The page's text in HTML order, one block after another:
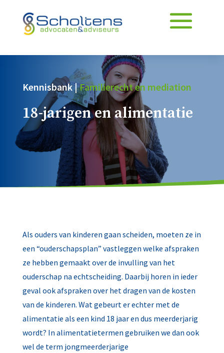
Kennisbank |Familierecht en mediation
18-jarigen en alimentatie
Als ouders van kinderen gaan scheiden, moeten ze in
een “ouderschapsplan” vastleggen welke afspraken
ze hebben gemaakt over de invulling van het
ouderschap na echtscheiding. Daarbij horen in ieder
geval ook afspraken over het dragen van de kosten
van de kinderen. Wat gebeurt er echter met de
alimentatie als een kind 18 jaar en dus meerderjarig
wordt? In alimentatietermen gebruiken we dan ook
wel de term jongmeerderjarige